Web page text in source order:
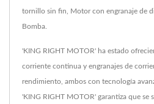
tornillo sin fin, Motor con engranaje de
Bomba.
'KING RIGHT MOTOR' ha estado
corriente continua y engranajes de
rendimiento, ambos con tecnología
'KING RIGHT MOTOR' garantiza que se